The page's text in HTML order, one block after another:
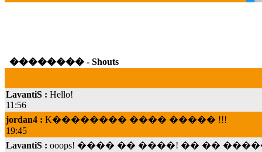
�������� - Shouts
11:56
jordan4 :
19:45
LavantiS :
���; ���� ��� ��� �������� ����